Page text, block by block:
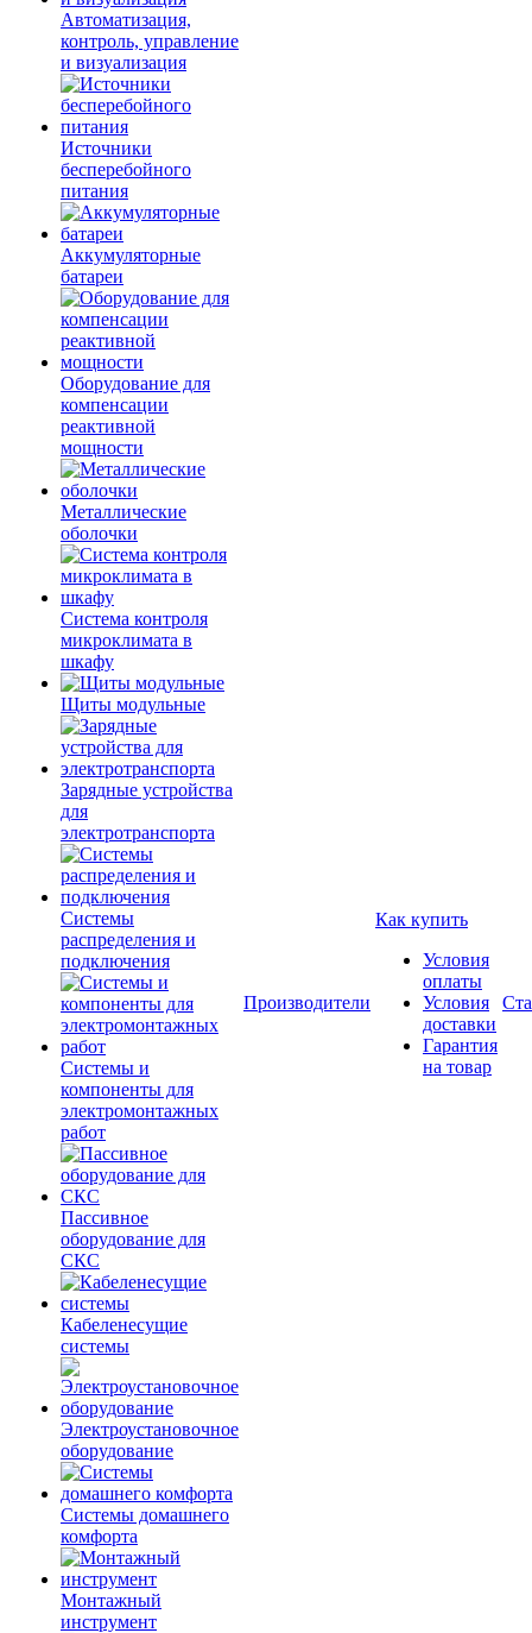
Автоматизация,
контроль, управление
и визуализация
Источники
бесперебойного
питания
Аккумуляторные
батареи
Оборудование для
компенсации
реактивной
мощности
Металлические
оболочки
Система контроля
микроклимата в
шкафу
Щиты модульные
Зарядные устройства
для
электротранспорта
Системы
распределения и
подключения
Системы и
компоненты для
электромонтажных
работ
Пассивное
оборудование для
СКС
Кабеленесущие
системы
Электроустановочное
оборудование
Системы домашнего
комфорта
Монтажный
инструмент
Производители
Как купить
Условия
оплаты
Условия
доставки
Гарантия
на товар